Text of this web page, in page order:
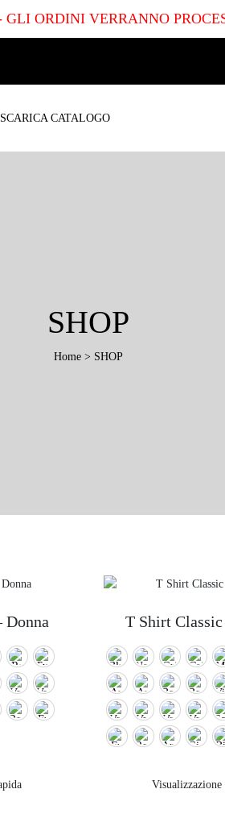
ORDINI VERRANNO
SCARICA CATALOGO
SHOP
Home > SHOP
Donna T Shirt
Visualizzazione